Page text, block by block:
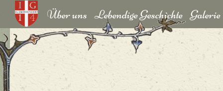
Über uns Lebendige Geschichte Galerie